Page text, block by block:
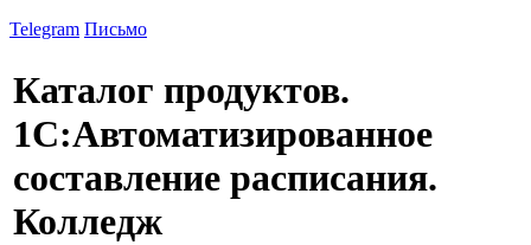
Telegram Письмо
Каталог продуктов.
1С:Автоматизированное
составление расписания.
Колледж